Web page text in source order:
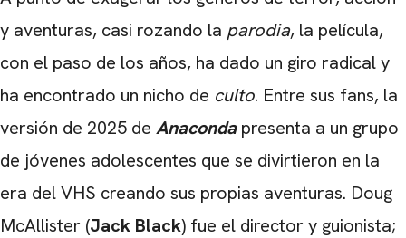
y aventuras, casi rozando la parodia, la película,
con el paso de los años, ha dado un giro radical y
ha encontrado un nicho de culto. Entre sus fans, la
versión de 2025 de Anacondapresenta a un grupo
de jóvenes adolescentes que se divirtieron en la
era del VHS creando sus propias aventuras. Doug
McAllister (Jack Black) fue el director y guionista;